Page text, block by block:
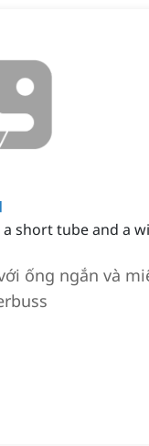
short tube and a
ống ngắn và